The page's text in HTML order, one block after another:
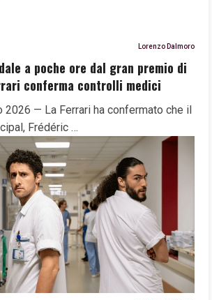
Lorenzo Dalmoro
a poche ore dal gran premio di
conferma controlli medici
2026 — La Ferrari ha confermato che il
Frédéric …